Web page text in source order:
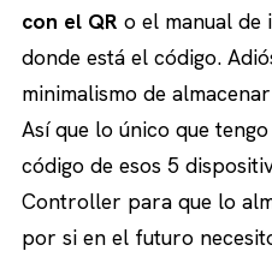
con el QR o el manual de
donde está el código.
minimalismo de
Así que lo único que
código de esos 5
Controller para que lo
por si en el futuro